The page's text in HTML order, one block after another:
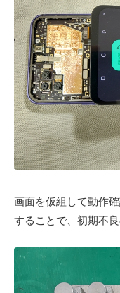
画面を仮組して動作
することで、初期不